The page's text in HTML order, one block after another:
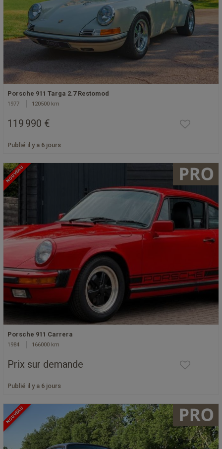
Porsche 911 Targa 2.7 Restomod
1977 120500 km
119 990 €
Publié il y a 6 jours
NOUVEAU
Porsche 911 Carrera
1984 166000 km
Prix sur demande
Publié il y a 6 jours
NOUVEAU